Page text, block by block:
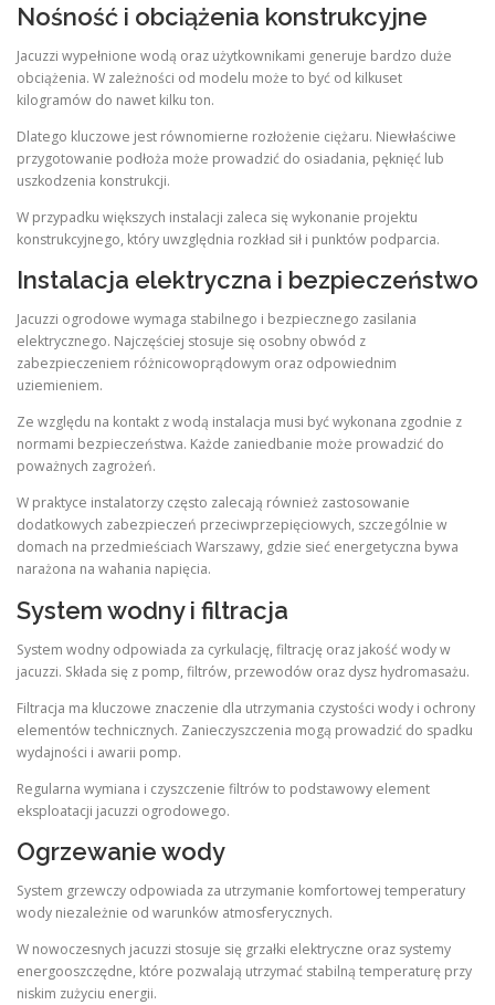
Nośność i obciążenia konstrukcyjne
Jacuzzi wypełnione wodą oraz użytkownikami generuje bardzo duże
obciążenia. W zależności od modelu może to być od kilkuset
kilogramów do nawet kilku ton.
Dlatego kluczowe jest równomierne rozłożenie ciężaru. Niewłaściwe
przygotowanie podłoża może prowadzić do osiadania, pęknięć lub
uszkodzenia konstrukcji.
W przypadku większych instalacji zaleca się wykonanie projektu
konstrukcyjnego, który uwzględnia rozkład sił i punktów podparcia.
Instalacja elektryczna i bezpieczeństwo
Jacuzzi ogrodowe wymaga stabilnego i bezpiecznego zasilania
elektrycznego. Najczęściej stosuje się osobny obwód z
zabezpieczeniem różnicowoprądowym oraz odpowiednim
uziemieniem.
Ze względu na kontakt z wodą instalacja musi być wykonana zgodnie z
normami bezpieczeństwa. Każde zaniedbanie może prowadzić do
poważnych zagrożeń.
W praktyce instalatorzy często zalecają również zastosowanie
dodatkowych zabezpieczeń przeciwprzepięciowych, szczególnie w
domach na przedmieściach Warszawy, gdzie sieć energetyczna bywa
narażona na wahania napięcia.
System wodny i filtracja
System wodny odpowiada za cyrkulację, filtrację oraz jakość wody w
jacuzzi. Składa się z pomp, filtrów, przewodów oraz dysz hydromasażu.
Filtracja ma kluczowe znaczenie dla utrzymania czystości wody i ochrony
elementów technicznych. Zanieczyszczenia mogą prowadzić do spadku
wydajności i awarii pomp.
Regularna wymiana i czyszczenie filtrów to podstawowy element
eksploatacji jacuzzi ogrodowego.
Ogrzewanie wody
System grzewczy odpowiada za utrzymanie komfortowej temperatury
wody niezależnie od warunków atmosferycznych.
W nowoczesnych jacuzzi stosuje się grzałki elektryczne oraz systemy
energooszczędne, które pozwalają utrzymać stabilną temperaturę przy
niskim zużyciu energii.